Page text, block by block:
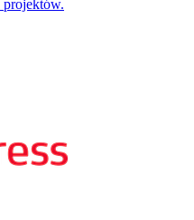
projektów.